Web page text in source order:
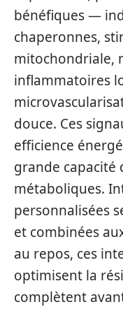
bénéfiques —
chaperonnes,
mitochondriale,
inflammatoires
douce. Ces
efficience
grande capacité
métaboliques.
personnalisées
et combinées
au repos, ces
optimisent la
complètent